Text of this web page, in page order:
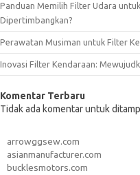
Panduan Memilih Filter Udara
Dipertimbangkan?
Perawatan Musiman untuk Filter
Inovasi Filter Kendaraan:
Komentar Terbaru
Tidak ada komentar untuk
arrowggsew.com
asianmanufacturer.com
bucklesmotors.com